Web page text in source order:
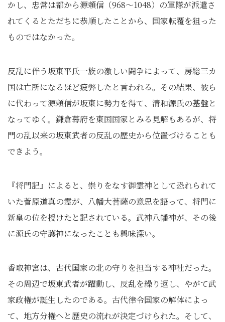
かし、忠常は都から源頼信（968～1048）の軍隊が派遣さ
れてくるとただちに恭順したことから、国家転覆を狙った
ものではなかった。
反乱に伴う坂東平氏一族の激しい闘争によって、房総三カ
国は亡所になるほど疲弊したと言われる。その結果、彼ら
に代わって源頼信が坂東に勢力を得て、清和源氏の基盤と
なってゆく。鎌倉幕府を東国国家とみる見解もあるが、将
門の乱以来の坂東武者の反乱の歴史から位置づけることも
できよう。
『将門記』によると、祟りをなす御霊神として恐れられて
いた菅原道真の霊が、八幡大菩薩の意思を語って、将門に
新皇の位を授けたと記されている。武神八幡神が、その後
に源氏の守護神になったことも興味深い。
香取神宮は、古代国家の北の守りを担当する神社だった。
その周辺で坂東武者が躍動し、反乱を繰り返し、やがて武
家政権が誕生したのである。古代律令国家の解体によっ
て、地方分権へと歴史の流れが決定づけられた。そして、